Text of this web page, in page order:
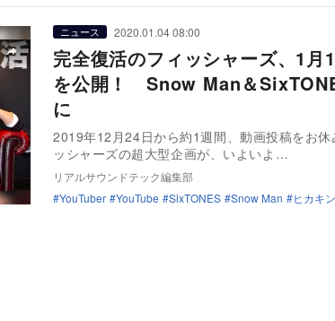
ニュース 2020.01.04 08:00
完全復活のフィッシャーズ、1月
を公開！ Snow Man＆
に
2019年12月24日から約1週間、動画投稿をお
ッシャーズの超大型企画が、いよいよ…
リアルサウンドテック編集部
YouTuber
YouTube SixTONES Snow Man ヒカキン